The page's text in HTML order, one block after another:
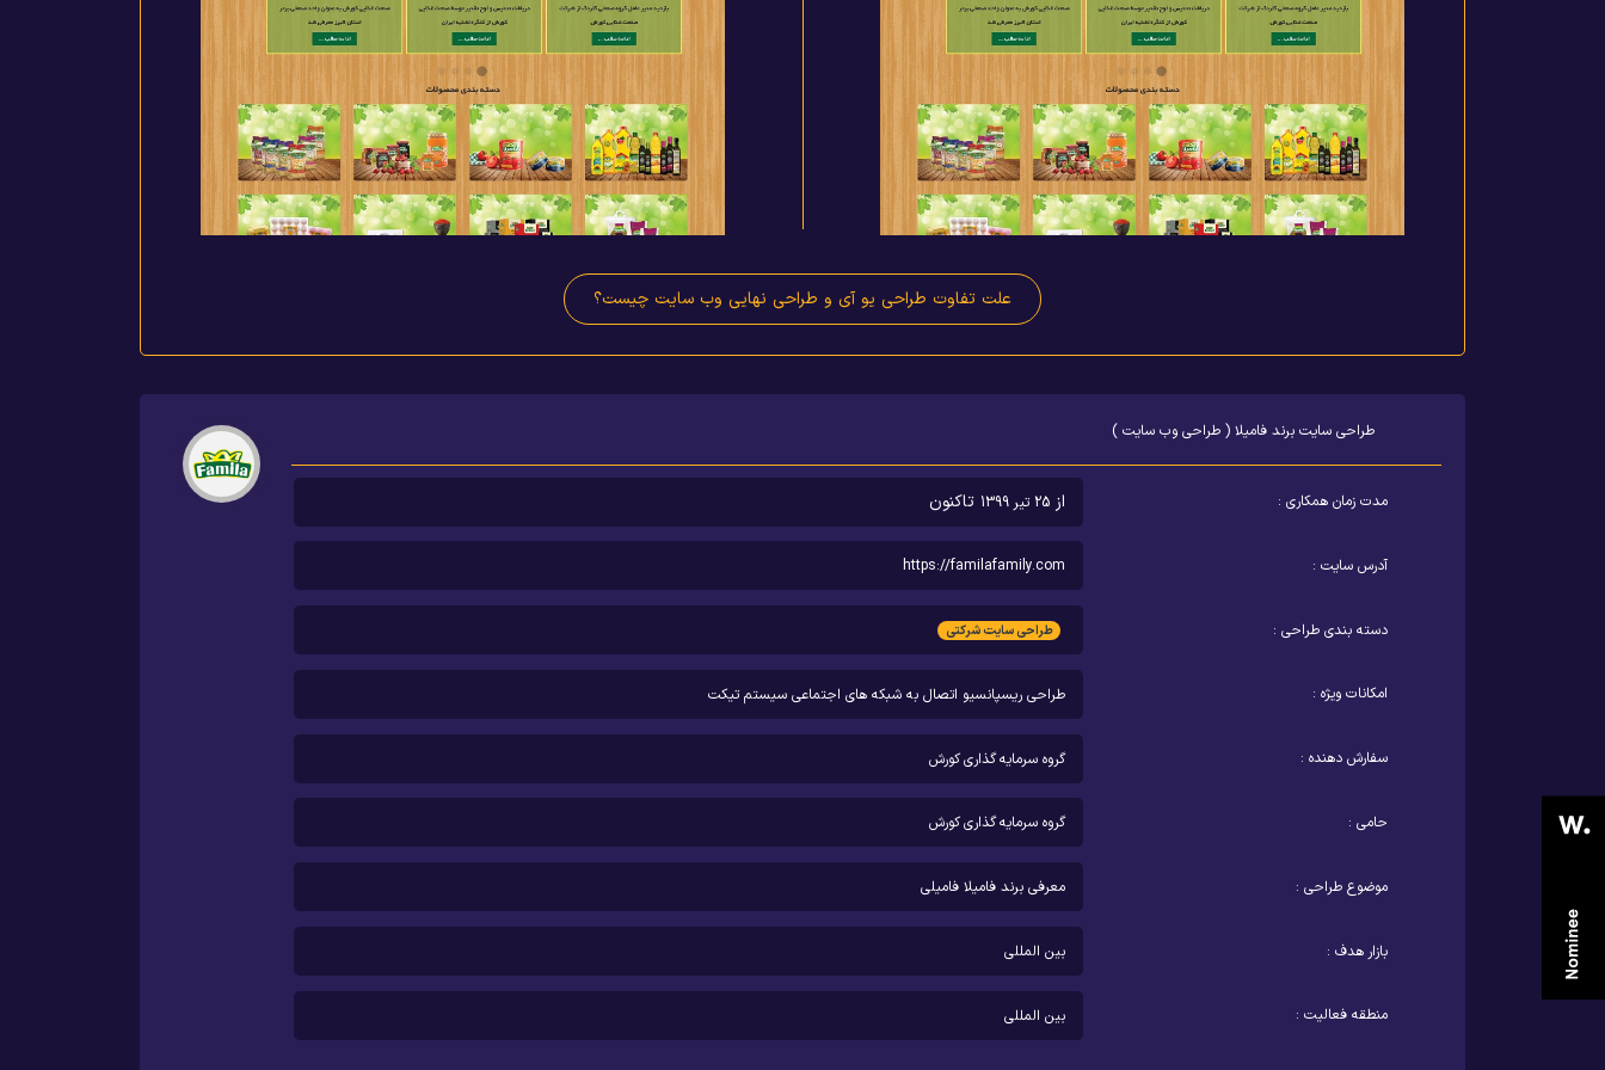
علت تفاوت طراحی یو آی و طراحی نهایی وب سایت چیست؟
طراحی سایت برند فامیلا ( طراحی وب سایت )
مدت زمان همکاری : از 25 تیر 1399 تاکنون
آدرس سایت : https://familafamily.com
دسته بندی طراحی : طراحی سایت شرکتی
امکانات ویژه : طراحی ریسپانسیو اتصال به شبکه های اجتماعی سیستم تیکت
سفارش دهنده : گروه سرمایه گذاری کورش
حامی : گروه سرمایه گذاری کورش
موضوع طراحی : معرفی برند فامیلا فامیلی
بازار هدف : بین المللی
منطقه فعالیت : بین المللی